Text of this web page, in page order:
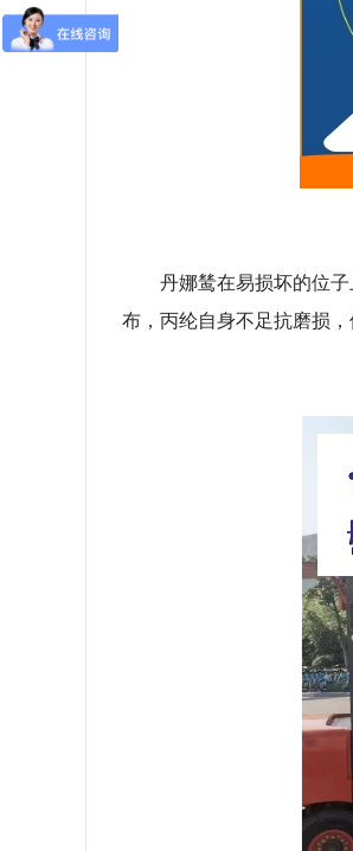
丹娜鸶在易损坏的位
布，丙纶自身不足抗磨损，